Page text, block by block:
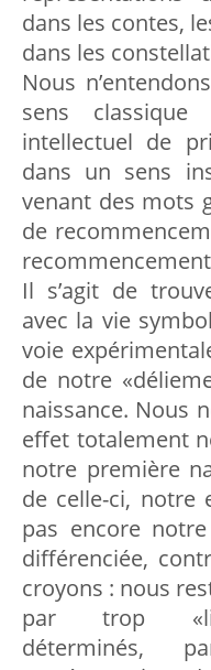
dans les contes,
dans les
Nous
sens
intellectuel de
dans un sens
venant des mots
de
Il s’agit de
avec la vie
voie
de notre
naissance. Nous
effet totalement
notre première
de celle-ci, notre
pas encore
différenciée,
croyons : nous
par trop
déterminés,